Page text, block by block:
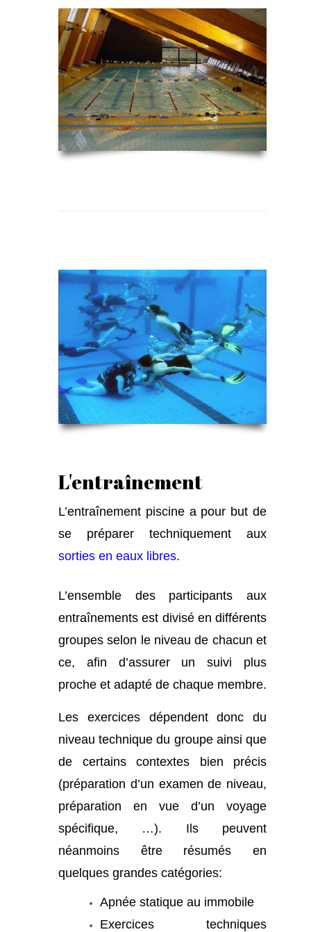
L'entraînement
L’entraînement piscine a pour but de
se préparer techniquement aux
sorties en eaux libres.
L’ensemble des participants aux
entraînements est divisé en différents
groupes selon le niveau de chacun et
ce, afin d’assurer un suivi plus
proche et adapté de chaque membre.
Les exercices dépendent donc du
niveau technique du groupe ainsi que
de certains contextes bien précis
(préparation d’un examen de niveau,
préparation en vue d’un voyage
spécifique, …). Ils peuvent
néanmoins être résumés en
quelques grandes catégories:
Apnée statique au immobile
Exercices techniques